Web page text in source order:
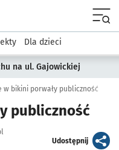
Sport i rekreacja
Dla dzieci
na ul. Gajowickiej
w bikini porwały publiczność
publiczność
Udostępnijartykuł